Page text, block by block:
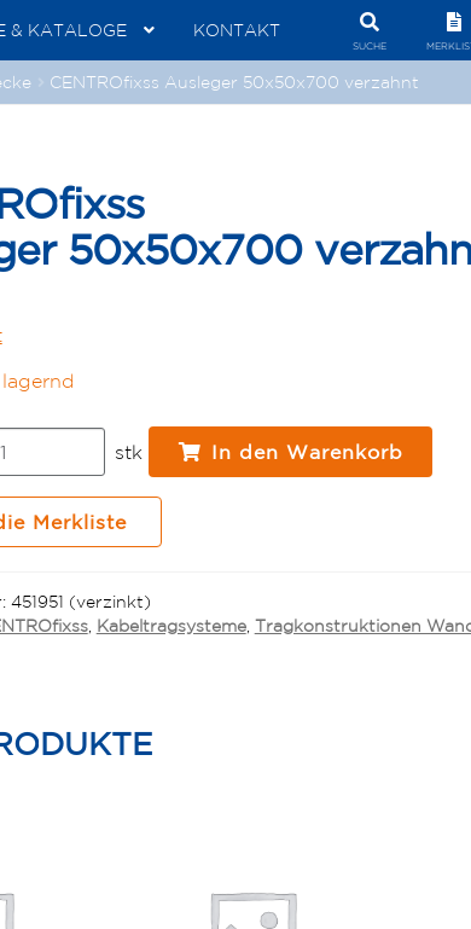
& KATALOGE KONTAKT
SUCHE
CENTROfixss Ausleger 50x50x700 verzahnt
50x50x700
stk In den Warenkorb
Merkliste
451951 (verzinkt)
, Kabeltragsysteme, Tragkonstruktionen